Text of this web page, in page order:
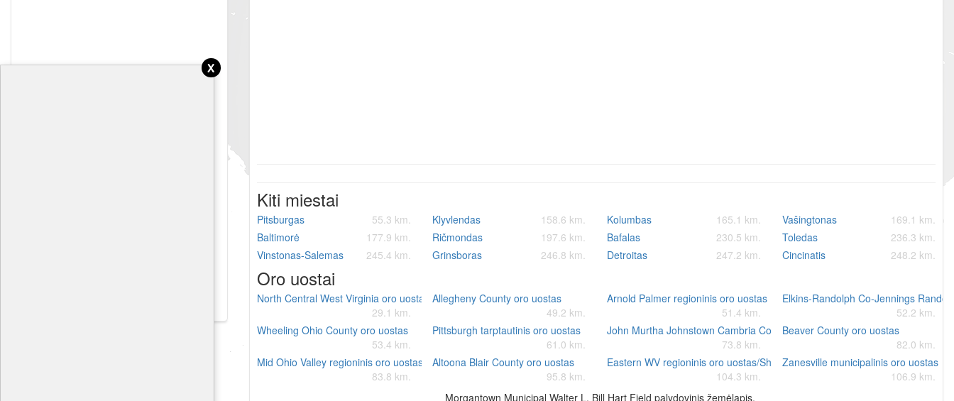
Kiti miestai
Pitsburgas 55.3 km. Klyvlendas 158.6 km. Kolumbas 165.1 km. Vašingtonas
169.1 km.
Baltimorė
177.9 km. Ričmondas 197.6 km. Bafalas 230.5 km. Toledas
236.3 km.
Vinstonas-Salemas
245.4 km. Grinsboras 246.8 km. Detroitas 247.2 km. Cincinatis 248.2 km.
Oro uostai
North Central West Virginia oro uostas
29.1 km.
Allegheny County oro uostas
49.2 km.
Arnold Palmer regioninis oro uostas
51.4 km.
Elkins-Randolph Co-Jennings
52.2 km.
Wheeling Ohio County oro uostas
53.4 km.
Pittsburgh tarptautinis oro uostas
61.0 km.
John Murtha Johnstown Cambria County oro uostas
73.8 km.
Beaver County oro uostas
82.0 km.
Mid Ohio Valley regioninis oro uostas
83.8 km.
Altoona Blair County oro uostas
95.8 km.
Eastern WV regioninis oro uostas/Shepherd Field
104.3 km.
Zanesville municipalinis oro uostas
106.9 km.
Morgantown Municipal Walter L. Bill Hart Field palydovinis žemėlapis.
x